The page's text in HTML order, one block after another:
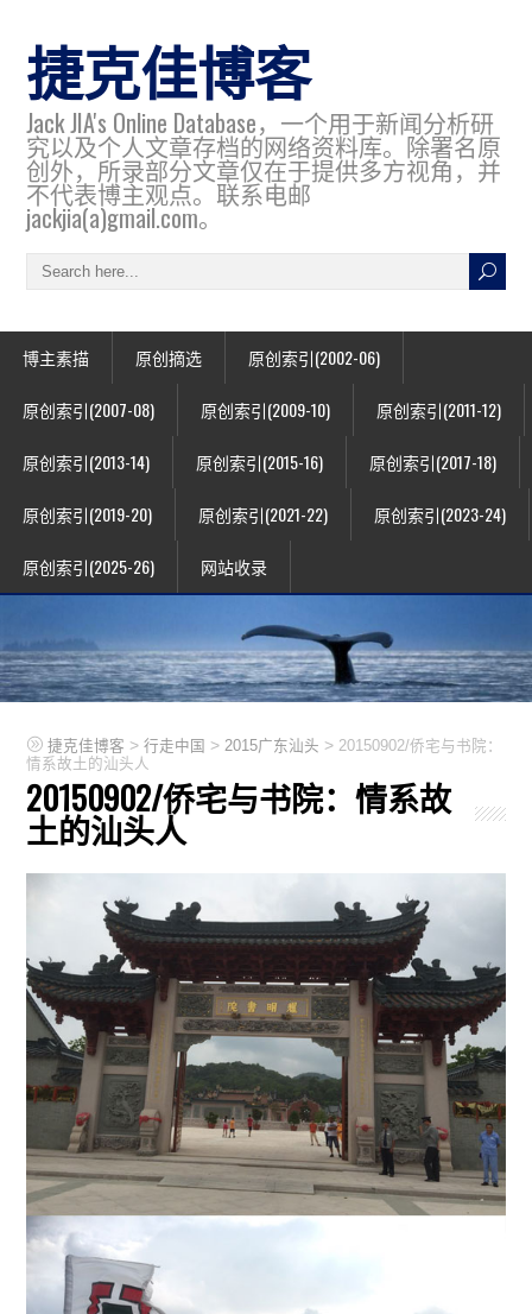
捷克佳博客
Jack JIA's Online Database，一个用于新闻分析研
究以及个人文章存档的网络资料库。除署名原
创外，所录部分文章仅在于提供多方视角，并
不代表博主观点。联系电邮
jackjia(a)gmail.com。
博主素描 原创摘选 原创索引(2002-06)
原创索引(2007-08) 原创索引(2009-10) 原创索引(2011-12)
原创索引(2013-14) 原创索引(2015-16) 原创索引(2017-18)
原创索引(2019-20) 原创索引(2021-22) 原创索引(2023-24)
原创索引(2025-26) 网站收录
捷克佳博客 >行走中国 > 2015广东汕头 > 20150902/侨宅与书院：
情系故土的汕头人
20150902/侨宅与书院：情系故
土的汕头人